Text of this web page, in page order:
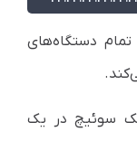
تمام دستگاه‌های
سوئیچ در یک